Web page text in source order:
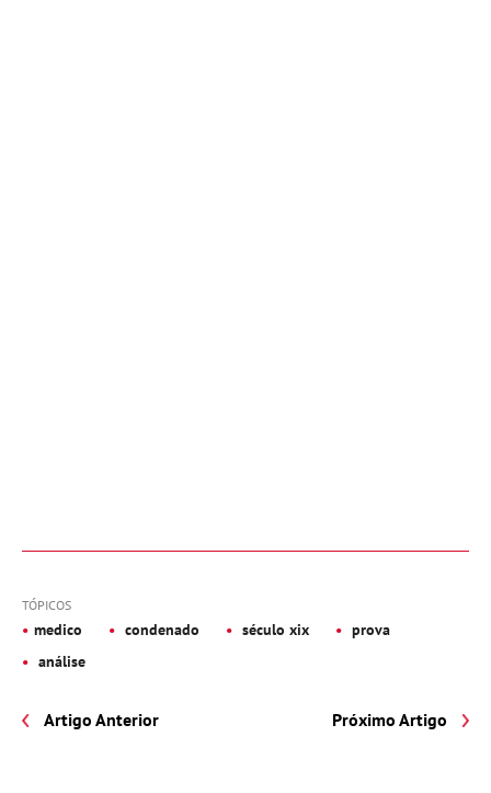
TÓPICOS
medico condenado século xix
prova
análise
Artigo Anterior Próximo Artigo